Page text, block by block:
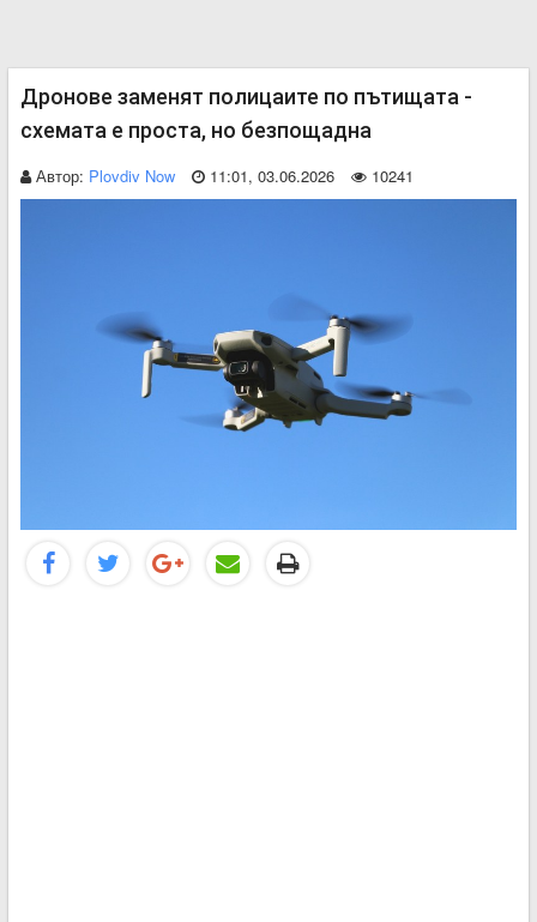
Дронове заменят полицаите по пътищата -
схемата е проста, но безпощадна
Автор: Plovdiv Now 11:01, 03.06.2026 10241